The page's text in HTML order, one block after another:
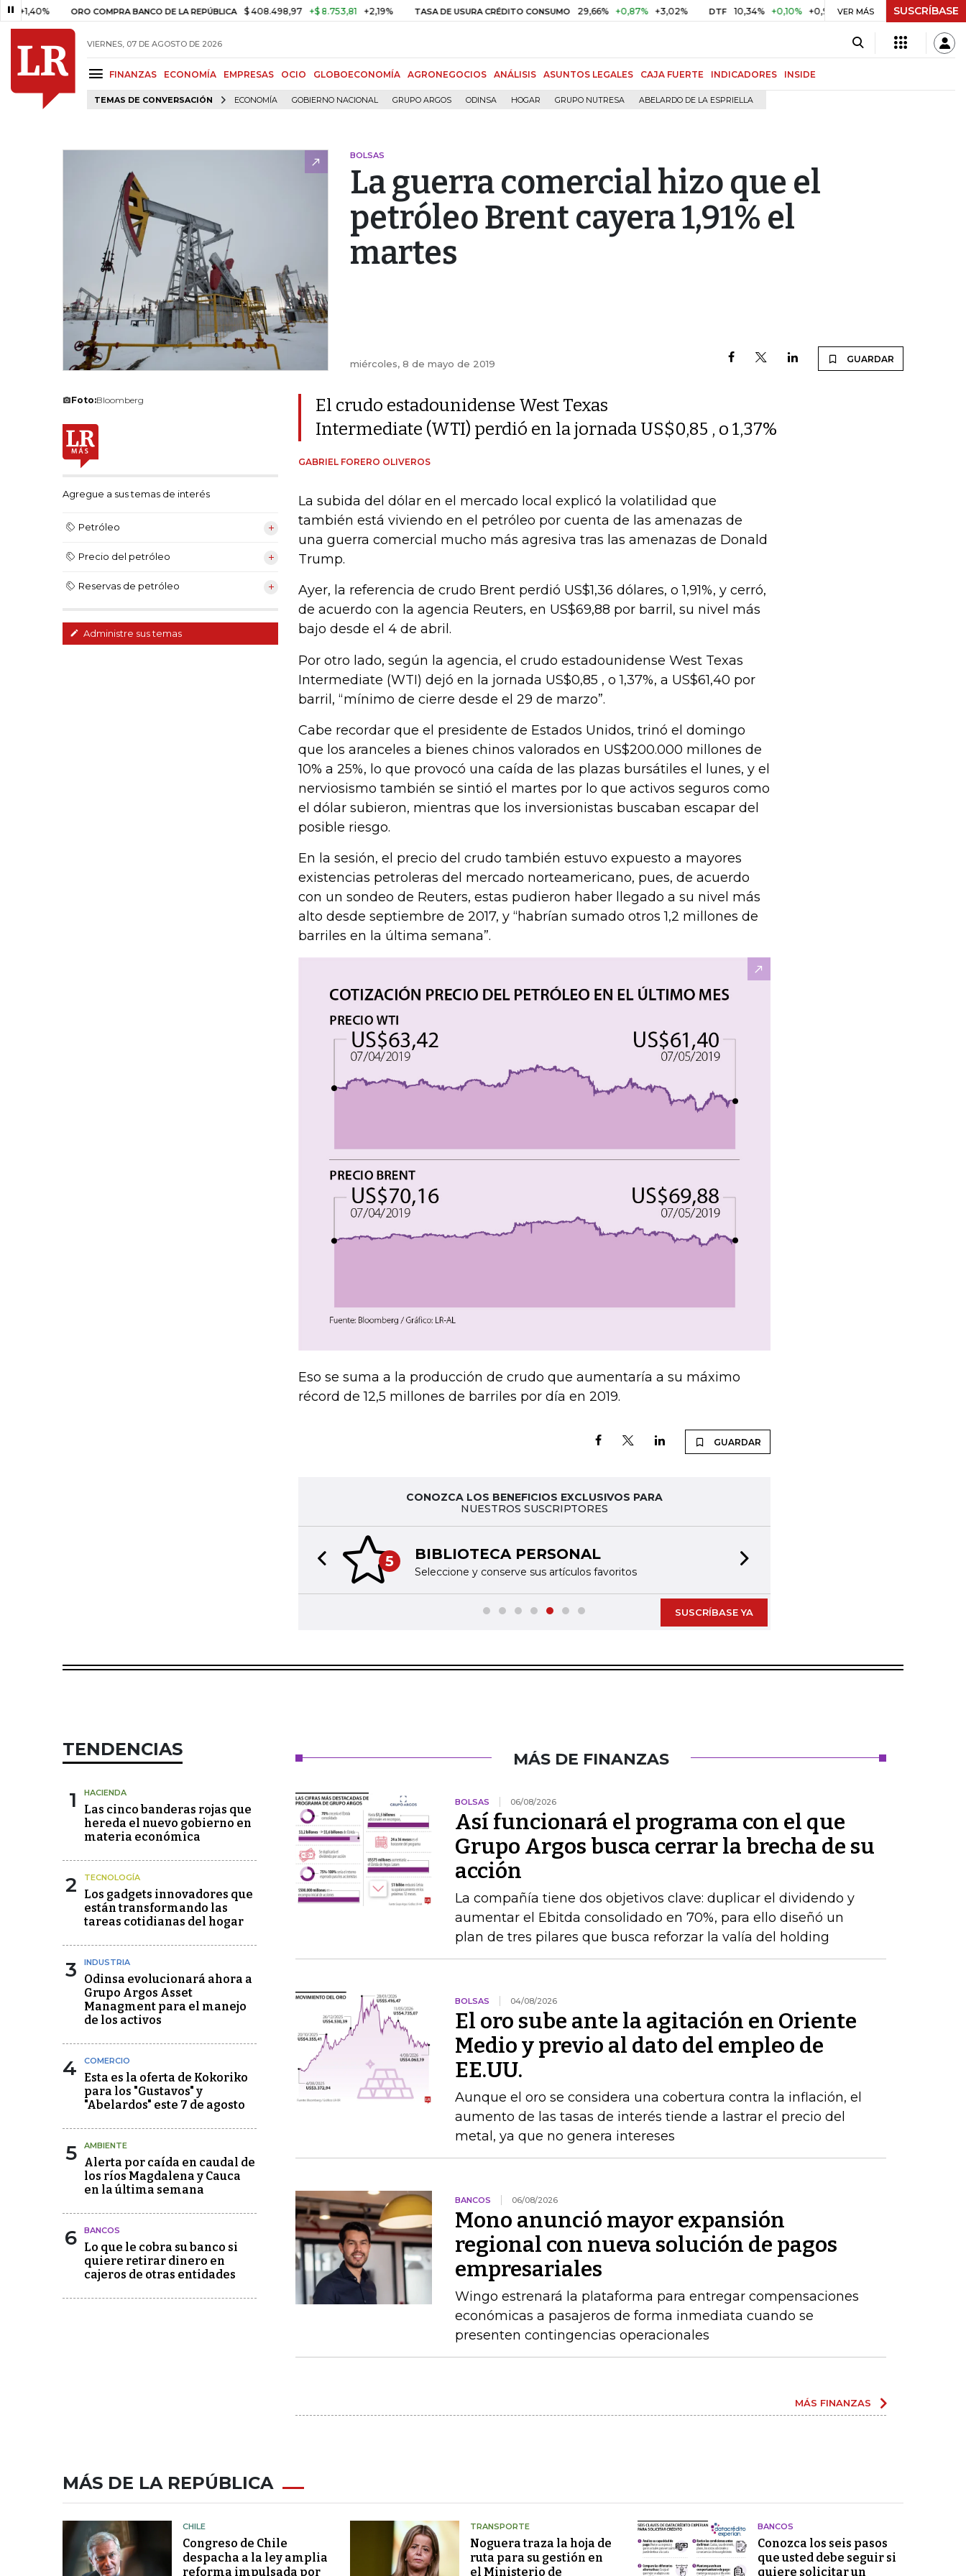
ORO COMPRA BANCO DE LA REPÚBLICA $ 408.498,97 +$ 8.753,81 +2,19% TASA DE USURA CRÉDITO CONSUMO 29,66% +0,87% +3,02% DTF 10,34% +0,10% +0,98% UVR $ 416,91 +$ 0,05 +0,01%
VER MÁS SUSCRÍBASE
VIERNES, 07 DE AGOSTO DE 2026
FINANZAS ECONOMÍA EMPRESAS OCIO GLOBOECONOMÍA AGRONEGOCIOS ANÁLISIS ASUNTOS LEGALES CAJA FUERTE INDICADORES INSIDE
TEMAS DE CONVERSACIÓN ECONOMÍA GOBIERNO NACIONAL GRUPO ARGOS ODINSA HOGAR GRUPO NUTRESA ABELARDO DE LA ESPRIELLA
BOLSAS
La guerra comercial hizo que el
petróleo Brent cayera 1,91% el
martes
miércoles, 8 de mayo de 2019 GUARDAR
Foto:Bloomberg
Agregue a sus temas de interés
Petróleo
Precio del petróleo
Reservas de petróleo
Administre sus temas
El crudo estadounidense West Texas
Intermediate (WTI) perdió en la jornada US$0,85 , o 1,37%
GABRIEL FORERO OLIVEROS
La subida del dólar en el mercado local explicó la volatilidad que
también está viviendo en el petróleo por cuenta de las amenazas de
una guerra comercial mucho más agresiva tras las amenazas de Donald
Trump.
Ayer, la referencia de crudo Brent perdió US$1,36 dólares, o 1,91%, y cerró,
de acuerdo con la agencia Reuters, en US$69,88 por barril, su nivel más
bajo desde el 4 de abril.
Por otro lado, según la agencia, el crudo estadounidense West Texas
Intermediate (WTI) dejó en la jornada US$0,85 , o 1,37%, a US$61,40 por
barril, “mínimo de cierre desde el 29 de marzo”.
Cabe recordar que el presidente de Estados Unidos, trinó el domingo
que los aranceles a bienes chinos valorados en US$200.000 millones de
10% a 25%, lo que provocó una caída de las plazas bursátiles el lunes, y el
nerviosismo también se sintió el martes por lo que activos seguros como
el dólar subieron, mientras que los inversionistas buscaban escapar del
posible riesgo.
En la sesión, el precio del crudo también estuvo expuesto a mayores
existencias petroleras del mercado norteamericano, pues, de acuerdo
con un sondeo de Reuters, estas pudieron haber llegado a su nivel más
alto desde septiembre de 2017, y “habrían sumado otros 1,2 millones de
barriles en la última semana”.
Eso se suma a la producción de crudo que aumentaría a su máximo
récord de 12,5 millones de barriles por día en 2019.
GUARDAR
CONOZCA LOS BENEFICIOS EXCLUSIVOS PARA
NUESTROS SUSCRIPTORES
5 BIBLIOTECA PERSONAL
Seleccione y conserve sus artículos favoritos
Previous slide
SUSCRÍBASE YA
TENDENCIAS
1 HACIENDA
Las cinco banderas rojas que
hereda el nuevo gobierno en
materia económica
2 TECNOLOGÍA
Los gadgets innovadores que
están transformando las
tareas cotidianas del hogar
3 INDUSTRIA
Odinsa evolucionará ahora a
Grupo Argos Asset
Managment para el manejo
de los activos
4 COMERCIO
Esta es la oferta de Kokoriko
para los "Gustavos" y
"Abelardos" este 7 de agosto
5 AMBIENTE
Alerta por caída en caudal de
los ríos Magdalena y Cauca
en la última semana
6 BANCOS
Lo que le cobra su banco si
quiere retirar dinero en
cajeros de otras entidades
MÁS DE FINANZAS
BOLSAS 06/08/2026
Así funcionará el programa con el que
Grupo Argos busca cerrar la brecha de su
acción
La compañía tiene dos objetivos clave: duplicar el dividendo y
aumentar el Ebitda consolidado en 70%, para ello diseñó un
plan de tres pilares que busca reforzar la valía del holding
BOLSAS 04/08/2026
El oro sube ante la agitación en Oriente
Medio y previo al dato del empleo de
EE.UU.
Aunque el oro se considera una cobertura contra la inflación, el
aumento de las tasas de interés tiende a lastrar el precio del
metal, ya que no genera intereses
BANCOS 06/08/2026
Mono anunció mayor expansión
regional con nueva solución de pagos
empresariales
Wingo estrenará la plataforma para entregar compensaciones
económicas a pasajeros de forma inmediata cuando se
presenten contingencias operacionales
MÁS FINANZAS
MÁS DE LA REPÚBLICA
CHILE
Congreso de Chile
despacha a la ley amplia
reforma impulsada por
TRANSPORTE
Noguera traza la hoja de
ruta para su gestión en
el Ministerio de
BANCOS
Conozca los seis pasos
que usted debe seguir si
quiere solicitar un